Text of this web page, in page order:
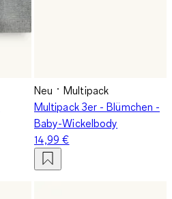
Neu
Multipack
Multipack 3er - Blümchen -
Baby-Wickelbody
14,99 €